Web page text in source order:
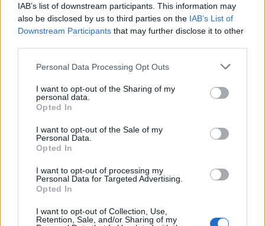
IAB’s list of downstream participants. This information may
also be disclosed by us to third parties on the IAB’s List of
Downstream Participants that may further disclose it to other
Personal Data Processing Opt Outs
I want to opt-out of the Sharing of my
personal data.
Opted In
I want to opt-out of the Sale of my
Personal Data.
Opted In
I want to opt-out of processing my
Personal Data for Targeted Advertising.
Opted In
I want to opt-out of Collection, Use,
Retention, Sale, and/or Sharing of my
ΕΟΔΥ: Σε ύφεση κορονοϊός, γρίπη και RSV με μόλις